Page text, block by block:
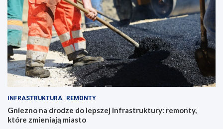
INFRASTRUKTURA REMONTY
Gniezno na drodze do lepszej infrastruktury: remonty,
które zmieniają miasto